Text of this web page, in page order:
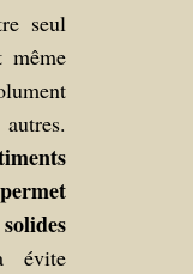
seul
même
évite